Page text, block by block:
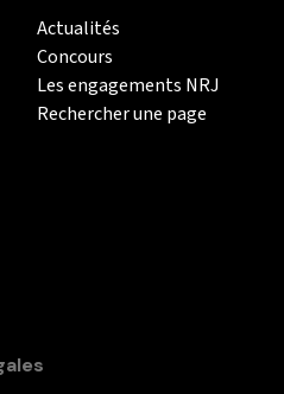
Actualités
Concours
Les engagements NRJ
Rechercher une page